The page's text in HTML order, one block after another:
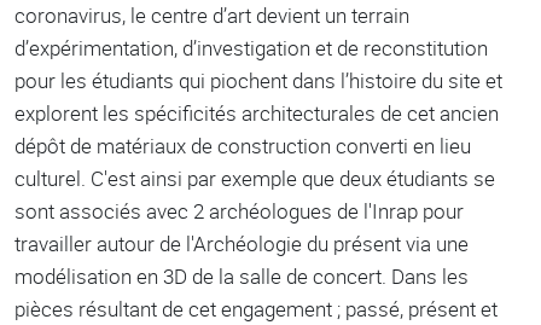
coronavirus, le centre d’art devient un terrain
d’expérimentation, d’investigation et de reconstitution
pour les étudiants qui piochent dans l’histoire du site et
explorent les spécificités architecturales de cet ancien
dépôt de matériaux de construction converti en lieu
culturel. C'est ainsi par exemple que deux étudiants se
sont associés avec 2 archéologues de l'Inrap pour
travailler autour de l'Archéologie du présent via une
modélisation en 3D de la salle de concert. Dans les
pièces résultant de cet engagement ; passé, présent et